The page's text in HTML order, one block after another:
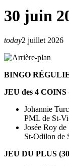
30 juin
today2 juillet 2026
BINGO
JEU des 4 COINS
Johannie
PML de St-
Josée Roy
St-Odilon de
JEU DU PLUS